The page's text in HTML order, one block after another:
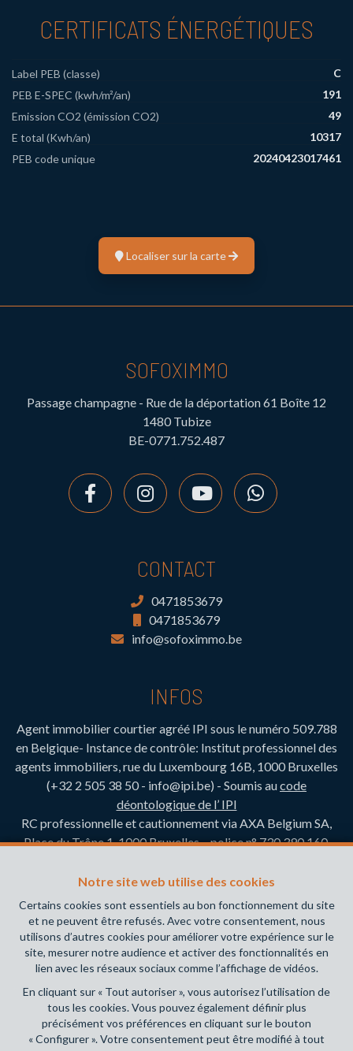
CERTIFICATS ÉNERGÉTIQUES
Label PEB (classe)
C
PEB E-SPEC (kwh/m²/an)
191
Emission CO2 (émission CO2)
49
E total (Kwh/an)
10317
PEB code unique
20240423017461
Localiser sur la carte
Notre site web utilise des cookies
Certains cookies sont essentiels au bon fonctionnement du site
et ne peuvent être refusés. Avec votre consentement, nous
utilisons d’autres cookies pour améliorer votre expérience sur le
site, mesurer notre audience et activer des fonctionnalités en
lien avec les réseaux sociaux comme l’affichage de vidéos.
En cliquant sur « Tout autoriser », vous autorisez l’utilisation de
tous les cookies. Vous pouvez également définir plus
précisément vos préférences en cliquant sur le bouton
« Configurer ». Votre consentement peut être modifié à tout
SOFOXIMMO
Passage champagne - Rue de la déportation 61 Boîte 12
1480 Tubize
BE-0771.752.487
CONTACT
0471853679
0471853679
info@sofoximmo.be
INFOS
Agent immobilier courtier agréé IPI sous le numéro 509.788
en Belgique- Instance de contrôle: Institut professionnel des
agents immobiliers, rue du Luxembourg 16B, 1000 Bruxelles
(+32 2 505 38 50 - info@ipi.be) - Soumis aucode
déontologique de l’ IPI
RC professionnelle et cautionnement via AXA Belgium SA,
Place du Trône 1, 1000 Bruxelles – police n° 730.390.160.
Adresse du siège: Sofoximmo SRL, rue Brison 52, 1480
Tubize
N° de compte bancaire: BE35 7320 6015 8037
N° de compte tiers: BE53 7320 6047 9753.
Conditions générales d'utilisation du site
Charte de la protection de la vie privée